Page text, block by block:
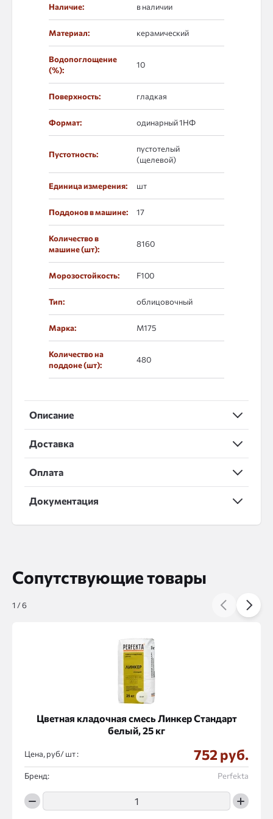
Наличие: в наличии
Материал: керамический
Водопоглощение
(%):
10
Поверхность: гладкая
Формат: одинарный 1НФ
Пустотность:
пустотелый
(щелевой)
Единица измерения: шт
Поддонов в машине: 17
Количество в
машине (шт):
8160
Морозостойкость: F100
Тип: облицовочный
Марка: М175
Количество на
поддоне (шт):
480
Описание
Доставка
Оплата
Документация
Сопутствующие товары
Цветная кладочная смесь Линкер Стандарт
белый, 25 кг
Цена, руб/ : 752 руб.
Бренд: Perfekta
1 /6